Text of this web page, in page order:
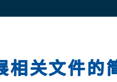
相关文件的